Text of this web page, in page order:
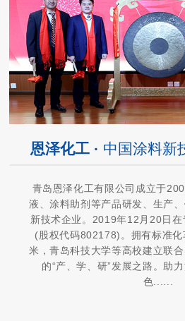
恩泽化工 · 中国涂料新
青岛恩泽化工有限公司成立于
液、涂料助剂等产品研发、生产
新技术企业。2019年12月20日
(股权代码802178)。拥有标准
米，青岛科技大学等高校建立联
的“产、学、研”发展之路。助
色......